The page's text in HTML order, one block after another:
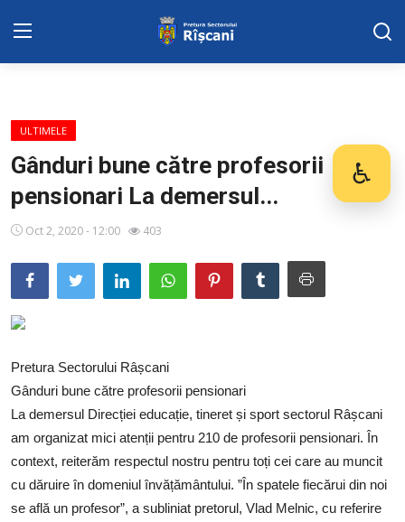
♿
Adresa: str. Kiev 3 | tel: +373 (22) 44 10
98 | mail: pretura.riscani@gmail.com
ADMINISTRAŢIA
Transparența
Proiecte
SERVICII
Sectorul Rîșcani
Căutați pe Internet
ULTIMELE
Gânduri bune către profesorii
pensionari La demersul...
Oct 2, 2020 - 12:00 403
Pretura Sectorului Râșcani
Gânduri bune către profesorii pensionari
La demersul Direcției educație, tineret și sport sectorul Râșcani
am organizat mici atenții pentru 210 de profesorii pensionari. În
context, reiterăm respectul nostru pentru toți cei care au muncit
cu dăruire în domeniul învățământului. ”În spatele fiecărui din noi
se află un profesor”, a subliniat pretorul, Vlad Melnic, cu referire